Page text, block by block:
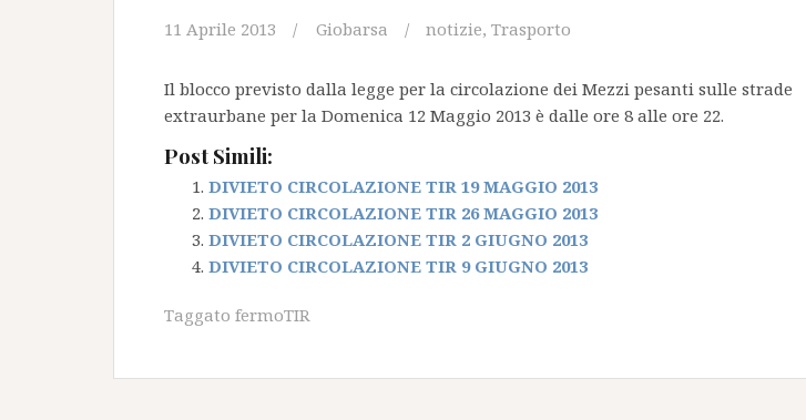
11 Aprile 2013 Giobarsa notizie, Trasporto
Il blocco previsto dalla legge per la circolazione dei Mezzi pesanti sulle strade
extraurbane per la Domenica 12 Maggio 2013 è dalle ore 8 alle ore 22.
Post Simili:
DIVIETO CIRCOLAZIONE TIR 19 MAGGIO 2013
DIVIETO CIRCOLAZIONE TIR 26 MAGGIO 2013
DIVIETO CIRCOLAZIONE TIR 2 GIUGNO 2013
DIVIETO CIRCOLAZIONE TIR 9 GIUGNO 2013
Taggato fermoTIR